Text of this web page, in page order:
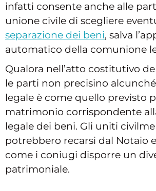
infatti consente anche alle
unione civile di scegliere
separazione dei beni, salva
automatico della comunione
Qualora nell’atto costitutivo
le parti non precisino
legale è come quello previsto
matrimonio corrispondente
legale dei beni. Gli uniti
potrebbero recarsi dal Notaio
come i coniugi disporre un
patrimoniale.